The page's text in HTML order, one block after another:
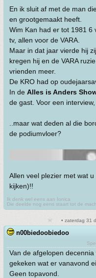
En ik sluit af met de man
en grootgemaakt heeft.
Wim Kan had er tot 1981
tv, allen voor de VARA.
Maar in dat jaar vierde hij
kregen hij en de VARA
vrienden meer.
De KRO had op
In de Alles is Anders
de gast. Voor een
..maar wat deden al die
de podiumvloer?
Allen veel plezier met wat
kijken)!!
Ik denk wel eens aan Ionica
Die deelde nog eens staart tot de
• zaterdag 31
n00biedoobiedoo
Van de afgelopen
gekeken wat er vanavond
Geen topavond.